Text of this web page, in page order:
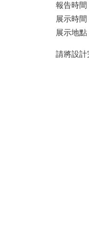
報告時間
展示時
展示地
請將設